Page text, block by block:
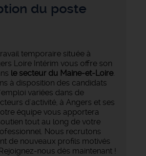
du poste
temporaire située à
Loire Intérim vous offre son
le secteur du Maine-et-Loire.
à disposition des candidats
variées dans de
d'activité, à Angers et ses
équipe vous apportera
tout au long de votre
Nous recrutons
de nouveaux profils motivés
nous dès maintenant !